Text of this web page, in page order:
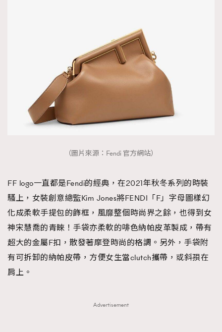
（圖片來源：Fendi 官方網站）
FF logo一直都是Fendi的經典，在2021年秋冬系列的時裝
騷上，女裝創意總監Kim Jones將FENDI「F」字母圖樣幻
化成柔軟手提包的飾框，風靡整個時尚界之餘，也得到女
神宋慧喬的青睞！手袋亦柔軟的啡色納帕皮革製成，帶有
超大的金屬F扣，散發著摩登時尚的格調。另外，手袋附
有可拆卸的納帕皮帶，方便女生當clutch攜帶，或斜孭在
肩上。
Advertisement